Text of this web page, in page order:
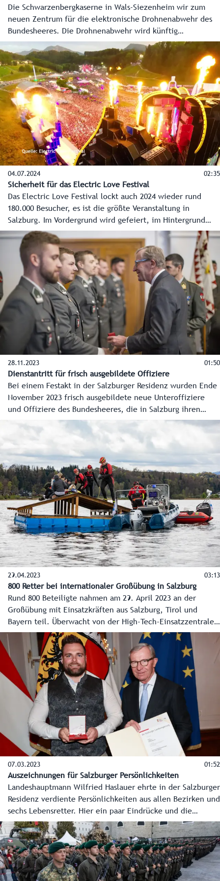
Die Schwarzenbergkaserne in Wals-Siezenheim wir zum
neuen Zentrum für die elektronische Drohnenabwehr des
Bundesheeres. Die Drohnenabwehr wird künftig
modernisiert, ebenso die Luftverteidigung und Salzburg
wird auch ein wichtiger Standort für „Skyshield“ werden.
In den Ausbau der heimischen Luftverteidigung, von der
der Militärstandort Salzburg stark profitiert, werden 2,5
Milliarden Euro investiert.
04.07.2024 02:35
Sicherheit für das Electric Love Festival
Das Electric Love Festival lockt auch 2024 wieder rund
180.000 Besucher, es ist die größte Veranstaltung in
Salzburg. Im Vordergrund wird gefeiert, im Hintergrund
daran gearbeitet, dass dieses Mega-Event reibungslos und
sicher über die Bühne geht. Ein Blick hinter die Kulissen,
wo Bezirkshauptmannschaft Salzburg-Umgebung,
Einsatzorganisationen und Veranstalter eng
zusammenarbeiten.
28.11.2023 01:50
Dienstantritt für frisch ausgebildete Offiziere
Bei einem Festakt in der Salzburger Residenz wurden Ende
November 2023 frisch ausgebildete neue Unteroffiziere
und Offiziere des Bundesheeres, die in Salzburg ihren
Dienst aufnehmen, willkommen geheißen.
Landeshauptmann Wilfried Haslauer übergab zudem hohe
Auszeichnungen des Landes an sieben verdiente
Angehörige des Bundesheeres.
29.04.2023 03:13
800 Retter bei internationaler Großübung in Salzburg
Rund 800 Beteiligte nahmen am 29. April 2023 an der
Großübung mit Einsatzkräften aus Salzburg, Tirol und
Bayern teil. Überwacht von der High-Tech-Einsatzzentrale
in der Stadt Salzburg wurden an vier Schauplätzen im
Bundesland die simulierten Auswirkungen eines starken
Unwetters bekämpft, dabei Menschen aus Siedlungen,
eingestürzten Gebäuden und der Salzach sowie einem
entgleisten Zug gerettet.
07.03.2023 01:52
Auszeichnungen für Salzburger Persönlichkeiten
Landeshauptmann Wilfried Haslauer ehrte in der Salzburger
Residenz verdiente Persönlichkeiten aus allen Bezirken und
sechs Lebensretter. Hier ein paar Eindrücke und die
Stimmen vom festlichen Abend.